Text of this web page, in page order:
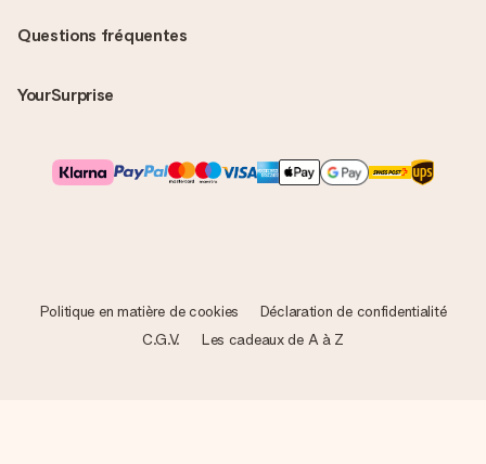
Questions fréquentes
YourSurprise
Politique en matière de cookies
Déclaration de confidentialité
C.G.V.
Les cadeaux de A à Z